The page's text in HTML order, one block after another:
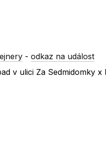
-odkaz na událost
v ulici Za Sedmidomky x